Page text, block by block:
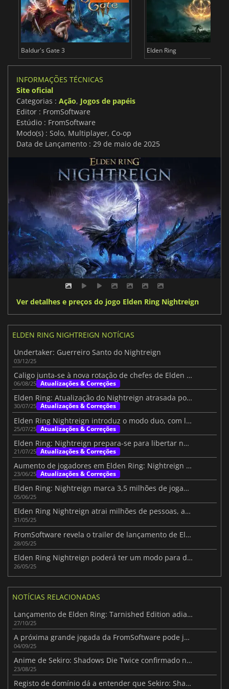
Baldur's Gate 3 Elden Ring
INFORMAÇÕES TÉCNICAS
Site oficial
Categorias : Ação, Jogos de papéis
Editor : FromSoftware
Estúdio : FromSoftware
Modo(s) : Solo, Multiplayer, Co-op
Data de Lançamento : 29 de maio de 2025
Ver detalhes e preços do jogo Elden Ring Nightreign
ELDEN RING NIGHTREIGN NOTÍCIAS
Undertaker: Guerreiro Santo do Nightreign
03/12/25
Caligo junta-se à nova rotação de chefes de Elden Ring: Nightreign
06/08/25 Atualizações & Correções
Elden Ring: Atualização do Nightreign atrasada por alerta de tsunami no Japão
30/07/25 Atualizações & Correções
Elden Ring Nightreign introduz o modo duo, com lançamento a 30 de julho
25/07/25 Atualizações & Correções
Elden Ring: Nightreign prepara-se para libertar novos bosses a 31 de julho
21/07/25 Atualizações & Correções
Aumento de jogadores em Elden Ring: Nightreign após atualização de bosses
23/06/25 Atualizações & Correções
Elden Ring: Nightreign marca 3,5 milhões de jogadores com uma grande revelação
05/06/25
Elden Ring Nightreign atrai milhões de pessoas, apesar de primeiras impressões confusas
31/05/25
FromSoftware revela o trailer de lançamento de Elden Ring Nightreign
28/05/25
Elden Ring Nightreign poderá ter um modo para dois jogadores após o lançamento
26/05/25
NOTÍCIAS RELACIONADAS
Lançamento de Elden Ring: Tarnished Edition adiado para 2026 para otimização
27/10/25
A próxima grande jogada da FromSoftware pode já estar a ser preparada
04/09/25
Anime de Sekiro: Shadows Die Twice confirmado na Gamescom
23/08/25
Registo de domínio dá a entender que Sekiro: Shadows Die Twice será adaptado para anime